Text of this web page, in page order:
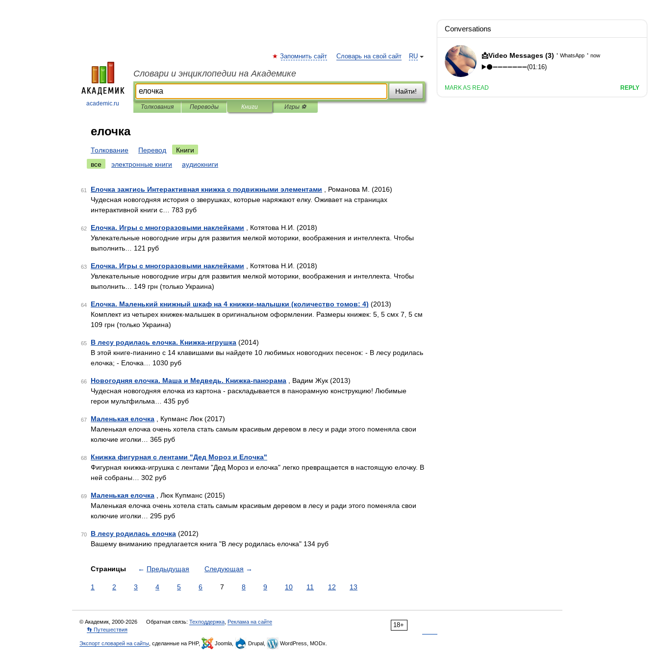
academic.ru
RU
Запомнить сайт Словарь на свой сайт
Словари и энциклопедии на Академике
Найти!
Толкования Переводы Книги Игры ⚽
елочка
Толкование Перевод
Книги
все
электронные книги аудиокниги
61 Елочка зажгись Интерактивная книжка с подвижными элементами , Романова М. (2016)
Чудесная новогодняя история о зверушках, которые наряжают елку. Оживает на страницах
интерактивной книги с… 783 руб
62 Елочка. Игры с многоразовыми наклейками , Котятова Н.И. (2018)
Увлекательные новогодние игры для развития мелкой моторики, воображения и интеллекта. Чтобы
выполнить… 121 руб
63 Елочка. Игры с многоразовыми наклейками , Котятова Н.И. (2018)
Увлекательные новогодние игры для развития мелкой моторики, воображения и интеллекта. Чтобы
выполнить… 149 грн (только Украина)
64 Елочка. Маленький книжный шкаф на 4 книжки-малышки (количество томов: 4) (2013)
Комплект из четырех книжек-малышек в оригинальном оформлении. Размеры книжек: 5, 5 смх 7, 5 см
109 грн (только Украина)
65 В лесу родилась елочка. Книжка-игрушка (2014)
В этой книге-пианино с 14 клавишами вы найдете 10 любимых новогодних песенок: - В лесу родилась
елочка; - Елочка… 1030 руб
66 Новогодняя елочка. Маша и Медведь. Книжка-панорама , Вадим Жук (2013)
Чудесная новогодняя елочка из картона - раскладывается в панорамную конструкцию! Любимые
герои мультфильма… 435 руб
67 Маленькая елочка , Купманс Люк (2017)
Маленькая елочка очень хотела стать самым красивым деревом в лесу и ради этого поменяла свои
колючие иголки… 365 руб
68
Книжка фигурная с лентами "Дед Мороз и Елочка"
Фигурная книжка-игрушка с лентами "Дед Мороз и елочка" легко превращается в настоящую елочку. В
ней собраны… 302 руб
69 Маленькая елочка , Люк Купманс (2015)
Маленькая елочка очень хотела стать самым красивым деревом в лесу и ради этого поменяла свои
колючие иголки… 295 руб
70 В лесу родилась елочка (2012)
Вашему вниманию предлагается книга "В лесу родилась елочка" 134 руб
Страницы ← Предыдущая Следующая →
1 2 3 4 5 6 7 8 9 10 11 12 13
18+
© Академик, 2000-2026 Обратная связь: Техподдержка Реклама на сайте
👣 Путешествия
Экспорт словарей на сайты , сделанные на PHP, Joomla, Drupal, WordPress, MODx.